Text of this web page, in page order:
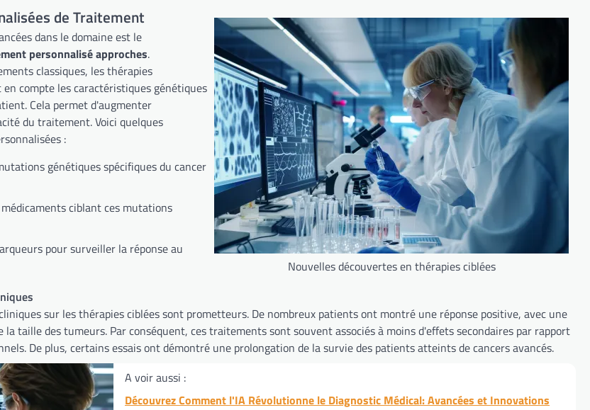
Nouvelles découvertes en thérapies ciblées
de Traitement
dans le domaine est le
personnalisé approches.
classiques, les thérapies
compte les caractéristiques génétiques
Cela permet d'augmenter
du traitement. Voici quelques
:
génétiques spécifiques du cancer
ciblant ces mutations
pour surveiller la réponse au
sur les thérapies ciblées sont prometteurs. De nombreux patients ont montré une réponse positive, avec une
taille des tumeurs. Par conséquent, ces traitements sont souvent associés à moins d'effets secondaires par rapport
De plus, certains essais ont démontré une prolongation de la survie des patients atteints de cancers avancés.
A voir aussi :
Découvrez Comment l'IA Révolutionne le Diagnostic Médical: Avancées et Innovations